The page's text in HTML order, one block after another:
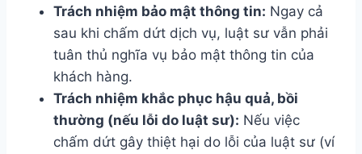
Trách nhiệm bảo mật thông tin: Ngay cả
sau khi chấm dứt dịch vụ, luật sư vẫn phải
tuân thủ nghĩa vụ bảo mật thông tin của
khách hàng.
Trách nhiệm khắc phục hậu quả, bồi
thường (nếu lỗi do luật sư): Nếu việc
chấm dứt gây thiệt hại do lỗi của luật sư (ví